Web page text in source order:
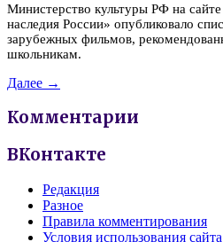
Министерство культуры РФ на
наследия России» опубликовало
зарубежных фильмов,
школьникам.
Далее →
Комментарии
ВКонтакте
Редакция
Разное
Правила комментирования
Условия использования сайта